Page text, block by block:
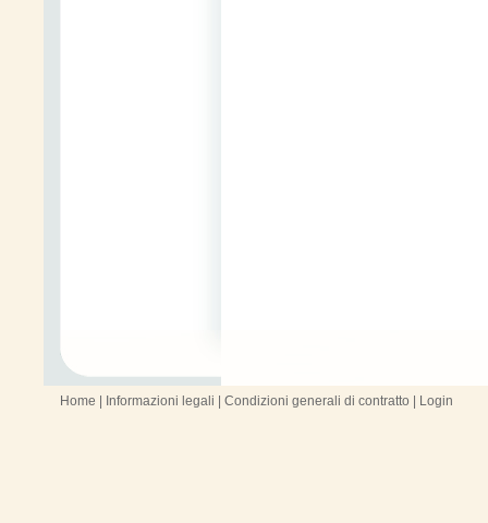
Home Informazioni legali Condizioni generali di contratto Login